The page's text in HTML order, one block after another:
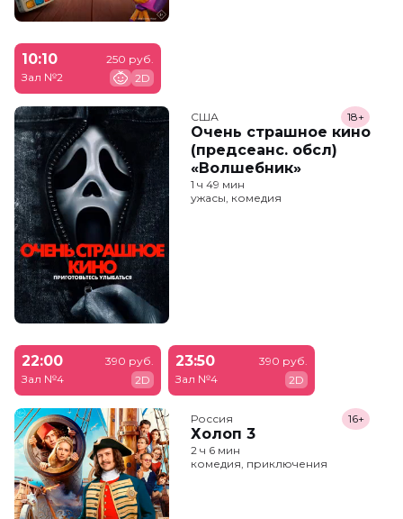
10:10
Зал №2
250 руб.
2D
США
Очень страшное кино
(предсеанс. обсл)
«Волшебник»
18+
1 ч 49 мин
ужасы, комедия
22:00
Зал №4
390 руб.
2D
23:50
Зал №4
390 руб.
2D
Россия
Холоп 3
16+
2 ч 6 мин
комедия, приключения